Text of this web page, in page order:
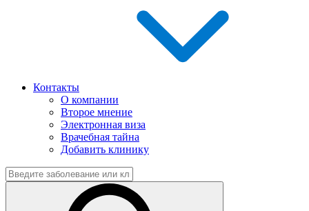
Контакты
О компании
Второе мнение
Электронная виза
Врачебная тайна
Добавить клинику